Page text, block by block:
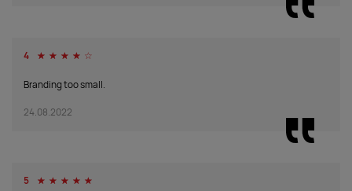
4 ☆
☆
☆
☆
☆
Branding too small.
24.08.2022
5 ☆
☆
☆
☆
☆